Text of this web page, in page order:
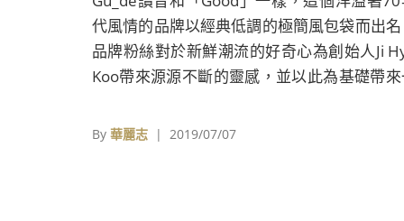
代風情的品牌以經典低調的極簡風包袋而出名
品牌粉絲對於新鮮潮流的好奇心為創始人Ji
Koo帶來源源不斷的靈感，並以此為基礎帶
By 華麗志 | 2019/07/07